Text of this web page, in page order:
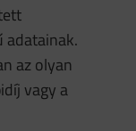
adatainak.
az olyan
vagy a